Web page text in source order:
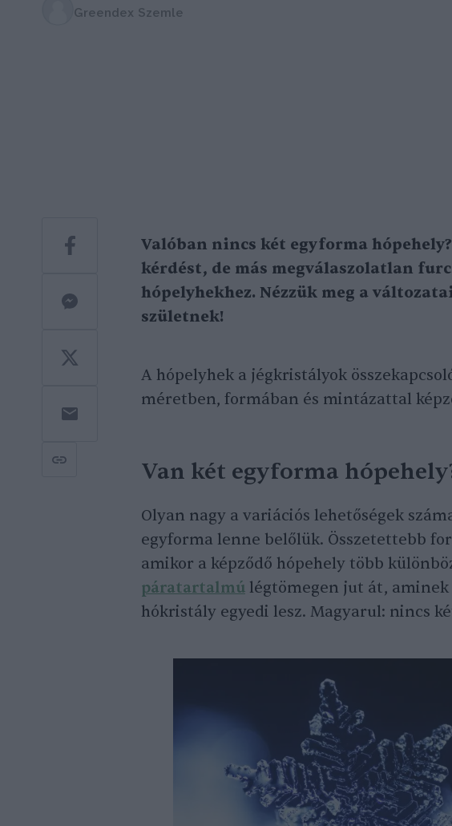
Greendex Szemle
Valóban nincs két egyforma
kérdést, de más megválaszolatlan
hópelyhekhez. Nézzük meg a
születnek!
A hópelyhek a jégkristályok
méretben, formában és mintázattal
Van két egyforma
Olyan nagy a variációs lehetőségek
egyforma lenne belőlük. Összetettebb
amikor a képződő hópehely több
páratartalmú légtömegen jut át,
hókristály egyedi lesz. Magyarul: nincs